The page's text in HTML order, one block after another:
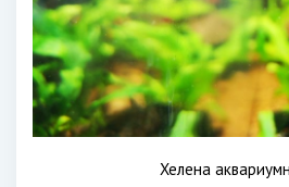
Хелена